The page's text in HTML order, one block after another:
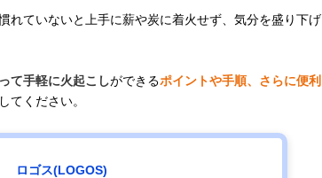
れていないと上手に薪や炭に着火せず、気分を盛り下げ
て手軽に火起こしができるポイントや手順、さらに便利
てください。
ロゴス(LOGOS)